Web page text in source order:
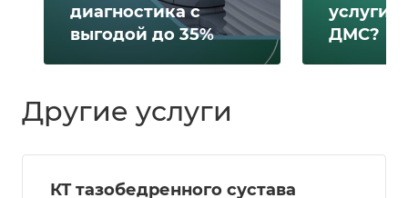
диагностика с
выгодой до 35%
услуги
ДМС?
Другие услуги
КТ тазобедренного сустава